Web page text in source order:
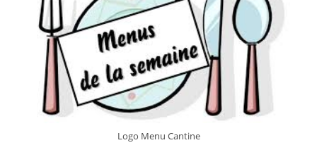
Logo Menu Cantine